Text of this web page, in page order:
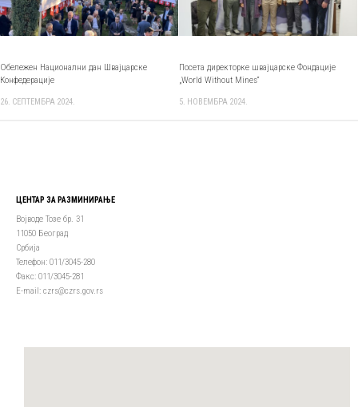
Обележен Национални дан Швајцарске
Конфедерације
26. СЕПТЕМБРА 2024.
Посета директорке швајцарске Фондације
„World Without Mines“
5. НОВЕМБРА 2024.
ЦЕНТАР ЗА РАЗМИНИРАЊЕ
Војводе Тозе бр. 31
11050 Београд
Србија
Телефон: 011/3045-280
Факс: 011/3045-281
Е-mail: czrs@czrs.gov.rs